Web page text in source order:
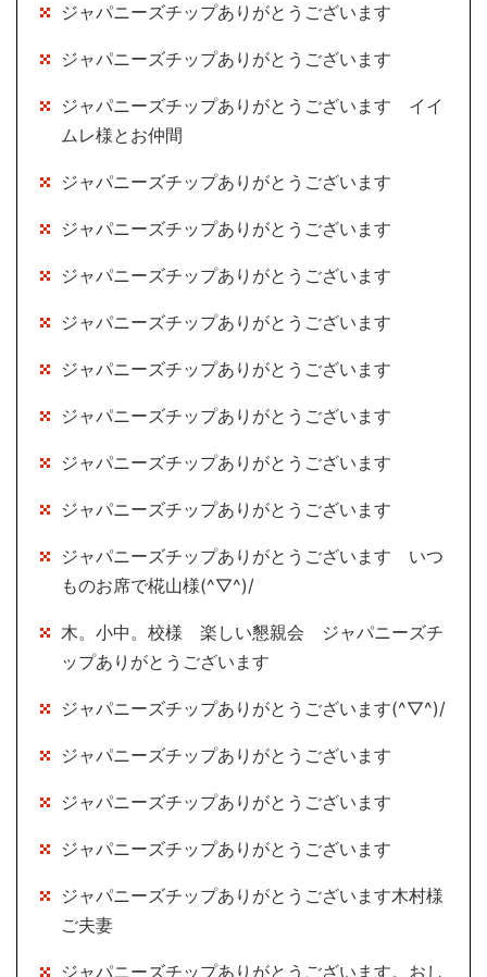
ジャパニーズチップありがとうございます
ジャパニーズチップありがとうございます
ジャパニーズチップありがとうございます イイ
ムレ様とお仲間
ジャパニーズチップありがとうございます
ジャパニーズチップありがとうございます
ジャパニーズチップありがとうございます
ジャパニーズチップありがとうございます
ジャパニーズチップありがとうございます
ジャパニーズチップありがとうございます
ジャパニーズチップありがとうございます
ジャパニーズチップありがとうございます
ジャパニーズチップありがとうございます いつ
ものお席で椛山様(^▽^)/
木。小中。校様 楽しい懇親会 ジャパニーズチ
ップありがとうございます
ジャパニーズチップありがとうございます(^▽^)/
ジャパニーズチップありがとうございます
ジャパニーズチップありがとうございます
ジャパニーズチップありがとうございます
ジャパニーズチップありがとうございます木村様
ご夫妻
ジャパニーズチップありがとうございます。おし